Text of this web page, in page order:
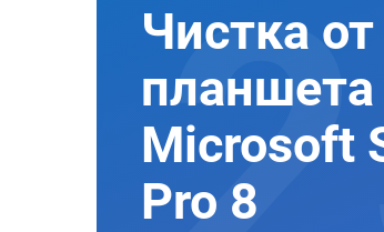
Чистка
планшета
Microsoft
Pro 8